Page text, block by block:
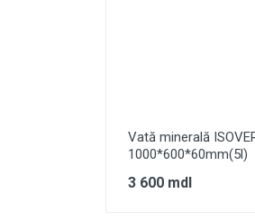
Vată minerală
1000*600*60mm(5l)
3 600 mdl